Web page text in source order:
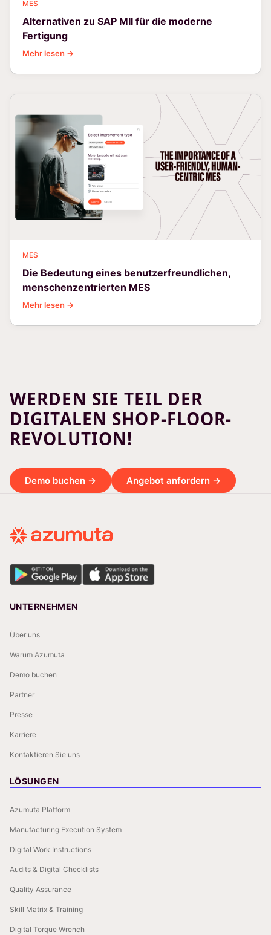
MES
Alternativen zu SAP MII für die moderne
Fertigung
Mehr lesen →
MES
Die Bedeutung eines benutzerfreundlichen,
menschenzentrierten MES
Mehr lesen →
WERDEN SIE TEIL DER
DIGITALEN SHOP-FLOOR-
REVOLUTION!
Demo buchen → Angebot anfordern →
UNTERNEHMEN
Über uns
Warum Azumuta
Demo buchen
Partner
Presse
Karriere
Kontaktieren Sie uns
LÖSUNGEN
Azumuta Platform
Manufacturing Execution System
Digital Work Instructions
Audits & Digital Checklists
Quality Assurance
Skill Matrix & Training
Digital Torque Wrench